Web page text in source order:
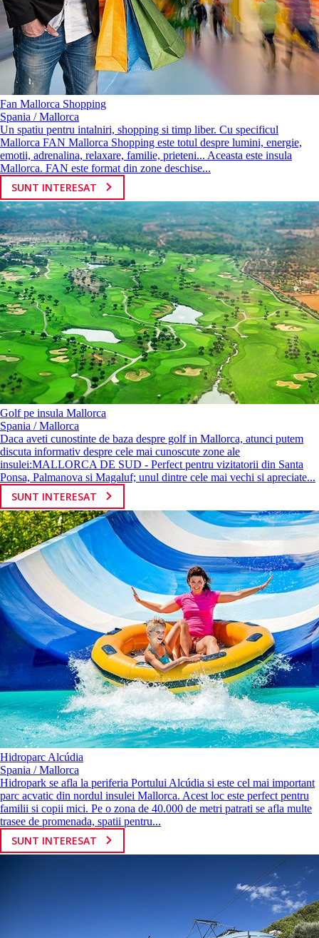
Fan Mallorca Shopping
Spania / Mallorca
Un spatiu pentru intalniri, shopping si timp liber. Cu specificul
Mallorca FAN Mallorca Shopping este totul despre lumini, energie,
emotii, adrenalina, relaxare, familie, prieteni... Aceasta este insula
Mallorca. FAN este format din zone deschise...
SUNT INTERESAT
Golf pe insula Mallorca
Spania / Mallorca
Daca aveti cunostinte de baza despre golf in Mallorca, atunci putem
discuta informativ despre cele mai cunoscute zone ale
insulei:MALLORCA DE SUD - Perfect pentru vizitatorii din Santa
Ponsa, Palmanova si Magaluf; unul dintre cele mai vechi si apreciate...
SUNT INTERESAT
Hidroparc Alcúdia
Spania / Mallorca
Hidropark se afla la periferia Portului Alcúdia si este cel mai important
parc acvatic din nordul insulei Mallorca. Acest loc este perfect pentru
familii si copii mici. Pe o zona de 40.000 de metri patrati se afla multe
trasee de promenada, spatii pentru...
SUNT INTERESAT